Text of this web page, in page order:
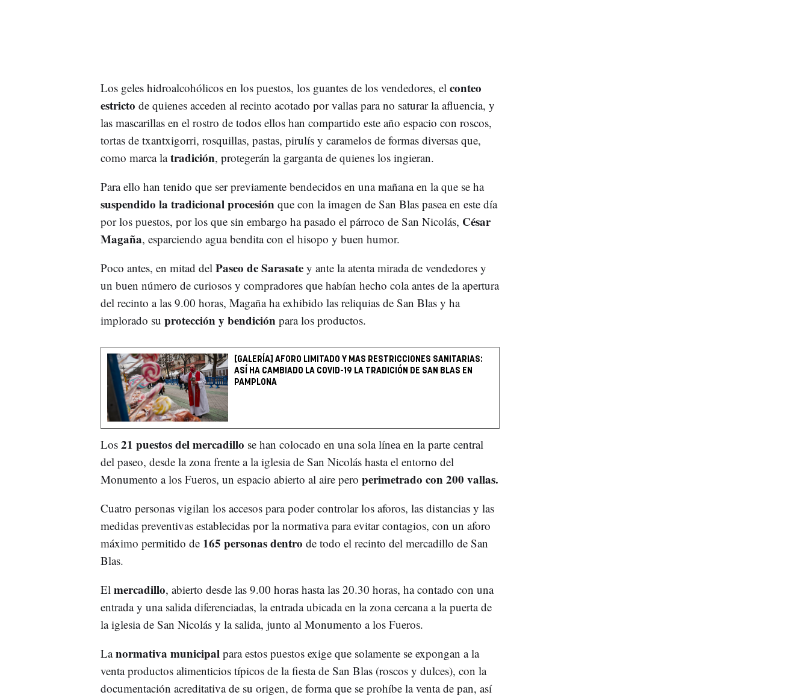
Los geles hidroalcohólicos en los puestos, los guantes de los vendedores, el conteo
estricto de quienes acceden al recinto acotado por vallas para no saturar la afluencia, y
las mascarillas en el rostro de todos ellos han compartido este año espacio con roscos,
tortas de txantxigorri, rosquillas, pastas, pirulís y caramelos de formas diversas que,
como marca latradición, protegerán la garganta de quienes los ingieran.
Para ello han tenido que ser previamente bendecidos en una mañana en la que se ha
suspendido la tradicional procesión que con la imagen de San Blas pasea en este día
por los puestos, por los que sin embargo ha pasado el párroco de San Nicolás, César
Magaña, esparciendo agua bendita con el hisopo y buen humor.
Poco antes, en mitad del Paseo de Sarasatey ante la atenta mirada de vendedores y
un buen número de curiosos y compradores que habían hecho cola antes de la apertura
del recinto a las 9.00 horas, Magaña ha exhibido las reliquias de San Blas y ha
implorado su protección y bendición para los productos.
[GALERÍA] AFORO LIMITADO Y MAS RESTRICCIONES SANITARIAS:
ASÍ HA CAMBIADO LA COVID-19 LA TRADICIÓN DE SAN BLAS EN
PAMPLONA
Los 21 puestos del mercadillo se han colocado en una sola línea en la parte central
del paseo, desde la zona frente a la iglesia de San Nicolás hasta el entorno del
Monumento a los Fueros, un espacio abierto al aire pero perimetrado con 200 vallas.
Cuatro personas vigilan los accesos para poder controlar los aforos, las distancias y las
medidas preventivas establecidas por la normativa para evitar contagios, con un aforo
máximo permitido de165 personas dentro de todo el recinto del mercadillo de San
Blas.
El mercadillo, abierto desde las 9.00 horas hasta las 20.30 horas, ha contado con una
entrada y una salida diferenciadas, la entrada ubicada en la zona cercana a la puerta de
la iglesia de San Nicolás y la salida, junto al Monumento a los Fueros.
Lanormativa municipal para estos puestos exige que solamente se expongan a la
venta productos alimenticios típicos de la fiesta de San Blas (roscos y dulces), con la
documentación acreditativa de su origen, de forma que se prohíbe la venta de pan, así